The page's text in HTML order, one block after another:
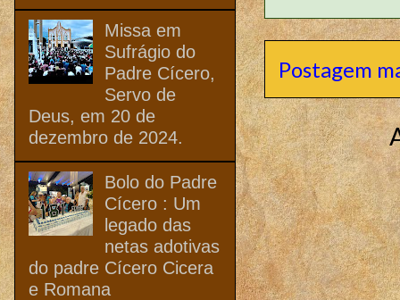
Postagem
Missa em
Sufrágio do
Padre Cícero,
Servo de
Deus, em 20 de
dezembro de 2024.
Bolo do Padre
Cícero : Um
legado das
netas adotivas
do padre Cícero Cicera
e Romana